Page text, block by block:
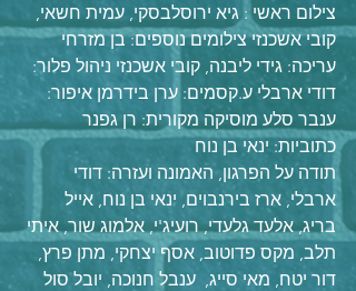
צילום ראשי : גיא ירוסלבסקי, עמית חשאי,
קובי אשכנזי צילומים נוספים: בן מזרחי
עריכה: גידי ליבנה, קובי אשכנזי ניהול פלור:
דודי ארבלי ע.קסמים: ערן בידרמן איפור:
ענבר סלע מוסיקה מקורית: רן גפנר
כתוביות: ינאי בן נוח
תודה על הפרגון, האמונה ועזרה: דודי
ארבלי, ארז בירנבוים, ינאי בן נוח, אייל
בריג, אלעד גלעדי, רועיג'י, אלמוג שור, איתי
תלב, מקס פדוטוב, אסף יצחקי, מתן פרץ,
דור יטח, מאי סייג,  ענבל חנוכה, יובל סול